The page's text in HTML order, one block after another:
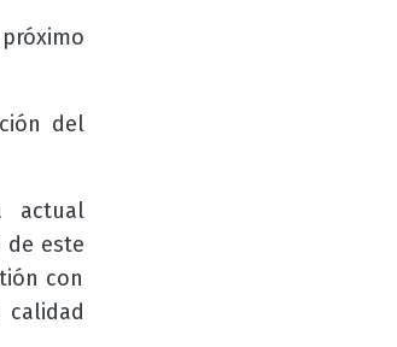
del
actual
de este
con